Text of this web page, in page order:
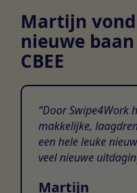
Martijn
nieuwe
CBEE
Door Swipe4Work
makkelijke,
een hele leuke
veel nieuwe
Martijn